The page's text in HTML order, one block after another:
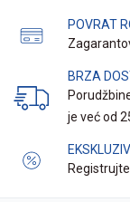
POVRAT
BRZA
je već od